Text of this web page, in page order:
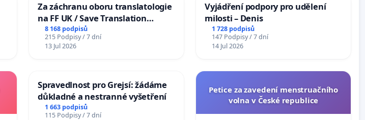
Za záchranu oboru translatologie
na FF UK / Save Translation
Studies at the Faculty of Arts,
Charles University
8 168 podpisů
215 Podpisy / 7 dní
13 Jul 2026
Vyjádření podpory pro udělení
milosti – Denis
1 728 podpisů
147 Podpisy / 7 dní
14 Jul 2026
Spravedlnost pro Grejsí: žádáme
důkladné a nestranné vyšetření
1 663 podpisů
115 Podpisy / 7 dní
Petice za zavedení menstruačního
volna v České republice